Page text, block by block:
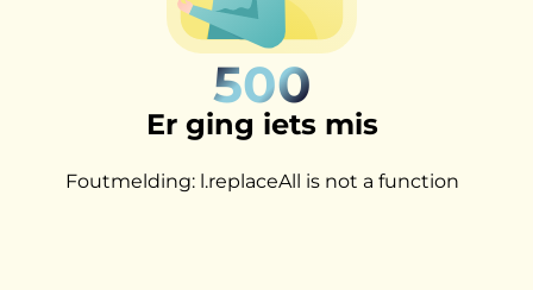
500
Er ging iets mis
Foutmelding: l.replaceAll is not a function